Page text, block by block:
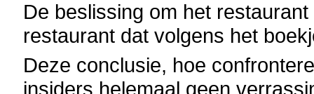
De beslissing om het
restaurant dat volgens het
Deze conclusie, hoe
insiders helemaal geen